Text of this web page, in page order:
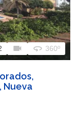
videocam 360 360º
Nueva